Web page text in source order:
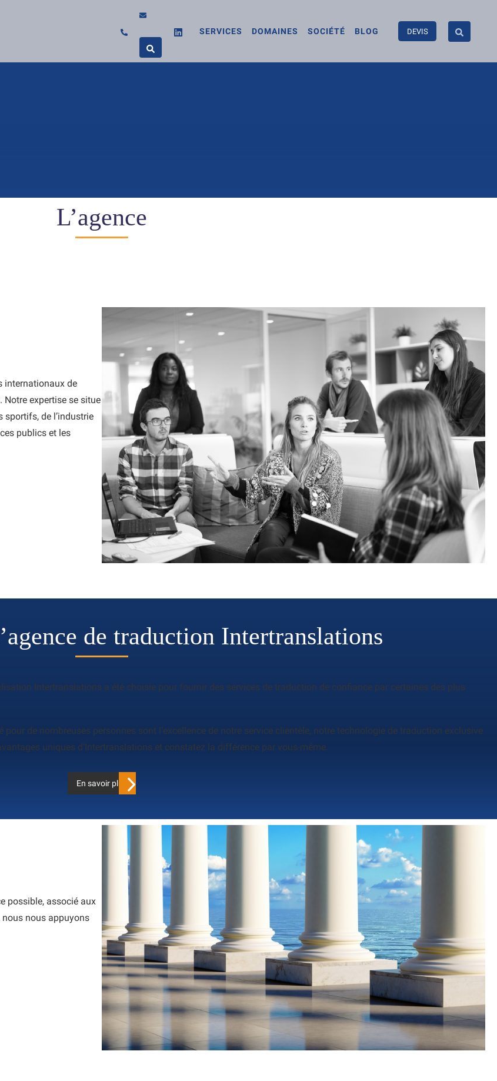
SERVICES DOMAINES SOCIÉTÉ BLOG DEVIS
L’agence
internationaux de
Notre expertise se situe
sportifs, de l’industrie
publics et les
de traduction Intertranslations
Intertranslations a été choisie pour fournir des services de traduction de confiance par certaines des plus
de nombreuses personnes sont l’excellence de notre service clientèle, notre technologie de traduction exclusive
uniques d’Intertranslations et constatez la différence par vous-même.
En savoir plus
possible, associé aux
nous nous appuyons